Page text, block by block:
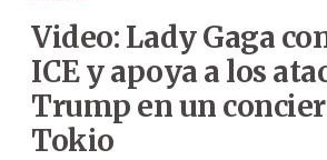
Video: Lady Gaga
ICE y apoya a los
Trump en un
Tokio